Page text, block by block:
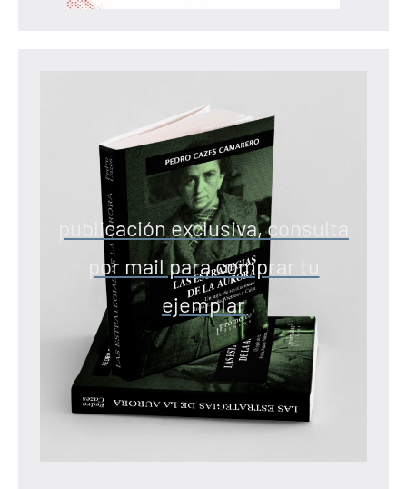
publicación exclusiva, consulta
por mail para comprar tu
ejemplar